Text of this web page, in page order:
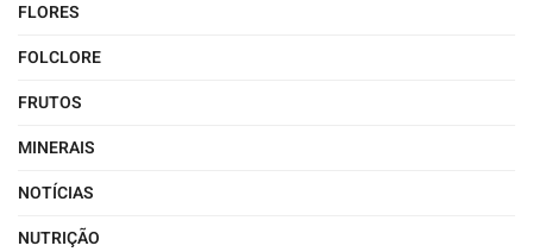
FLORES
FOLCLORE
FRUTOS
MINERAIS
NOTÍCIAS
NUTRIÇÃO